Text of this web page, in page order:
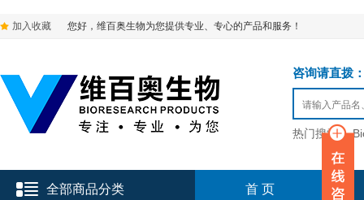
加入收藏 您好，维百奥生物为您提供专业、专心的产品和服务！
咨询请直拨
热门搜索：
全部商品分类 首 页